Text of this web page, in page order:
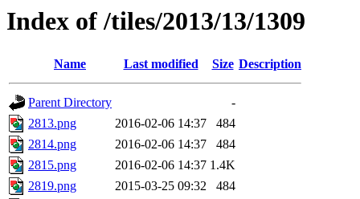
Index of /tiles/2013/13/1309
Name Last modified Size Description
Parent Directory
-
2813.png
2016-02-06 14:37
484
2814.png
2016-02-06 14:37
484
2815.png
2016-02-06 14:37 1.4K
2819.png
2015-03-25 09:32
484